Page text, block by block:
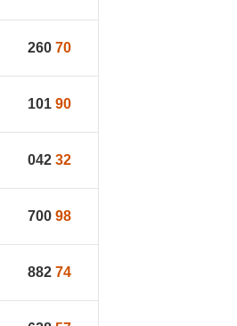
260 70
101 90
042 32
700 98
882 74